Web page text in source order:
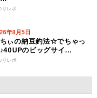
りレポ
年8月5日
ぃの納豆釣法☆でちゃっ
のビッグサイ…
りレポ